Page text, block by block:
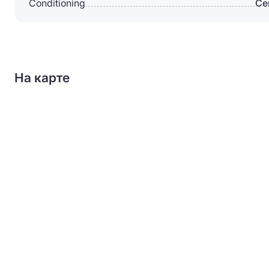
Conditioning
На карте